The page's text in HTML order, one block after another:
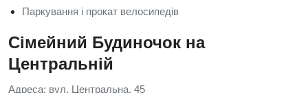
Паркування і прокат велосипедів
Сімейний Будиночок на
Центральній
Адреса: вул. Центральна, 45